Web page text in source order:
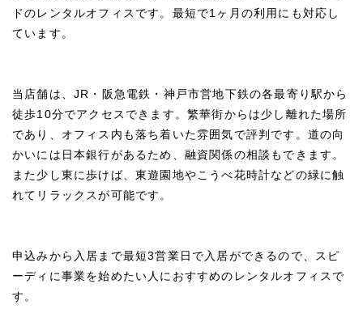
ドのレンタルオフィスです。最短で1ヶ月の利用にも対応し
ています。
当店舗は、JR・阪急電鉄・神戸市営地下鉄の各最寄り駅から
徒歩10分でアクセスできます。繁華街からは少し離れた場所
であり、オフィス内も落ち着いた雰囲気で評判です。道の向
かいには日本銀行があるため、融資関係の相談もできます。
また少し東に歩けば、東遊園地やこうべ花時計などの緑に触
れてリラックスが可能です。
申込みから入居まで最短3営業日で入居ができるので、スピ
ーディに事業を始めたい人におすすめのレンタルオフィスで
す。